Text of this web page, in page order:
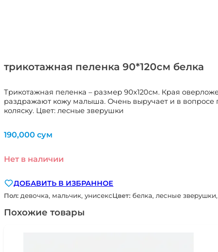
трикотажная пеленка 90*120см белка
Трикотажная пеленка – размер 90х120см. Края
раздражают кожу малыша. Очень выручает и в вопросе
коляску. Цвет: лесные зверушки
190,000 сум
Нет в наличии
ДОБАВИТЬ В ИЗБРАННОЕ
Пол: девочка, мальчик, унисексЦвет: белка, лесные
Похожие товары